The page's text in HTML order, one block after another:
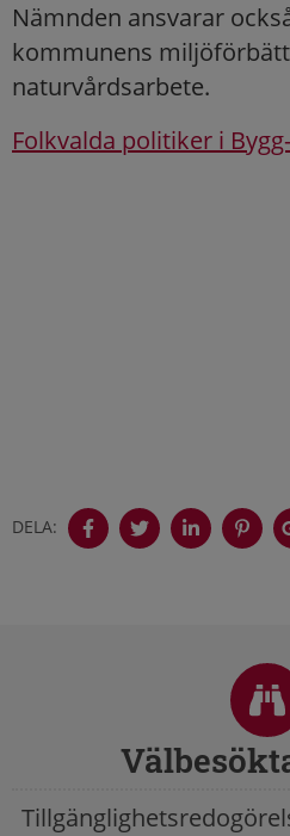
Nämnden ansvarar
kommunens
naturvårdsarbete.
Folkvalda politiker i
DELA: